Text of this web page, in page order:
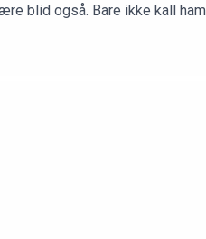
blid også. Bare ikke kall